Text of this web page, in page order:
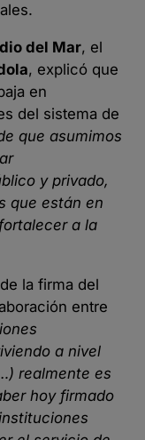
del Mar, el
, explicó que
en
del sistema de
que asumimos
y privado,
que están en
a la
la firma del
entre
a nivel
realmente es
hoy firmado